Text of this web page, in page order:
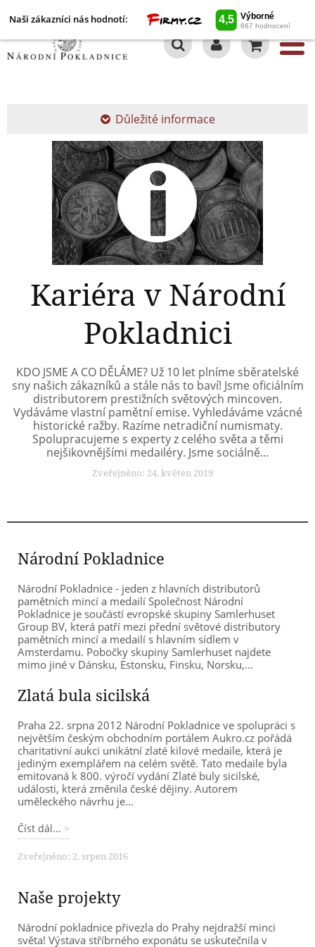
Naši zákazníci nás hodnotí:
Důležité informace
Kariéra v Národní
Pokladnici
KDO JSME A CO DĚLÁME? Už 10 let plníme sběratelské
sny našich zákazníků a stále nás to baví! Jsme oficiálním
distributorem prestižních světových mincoven.
Vydáváme vlastní pamětní emise. Vyhledáváme vzácné
historické ražby. Razíme netradiční numismaty.
Spolupracujeme s experty z celého světa a těmi
nejšikovnějšími medailéry. Jsme sociálně...
Zveřejněno: 24. květen 2019
Národní Pokladnice
Národní Pokladnice - jeden z hlavních distributorů
pamětních mincí a medailí Společnost Národní
Pokladnice je součástí evropské skupiny Samlerhuset
Group BV, která patří mezi přední světové distributory
pamětních mincí a medailí s hlavním sídlem v
Amsterdamu. Pobočky skupiny Samlerhuset najdete
mimo jiné v Dánsku, Estonsku, Finsku, Norsku,...
Zlatá bula sicilská
Praha 22. srpna 2012 Národní Pokladnice ve spolupráci s
největším českým obchodním portálem Aukro.cz pořádá
charitativní aukci unikátní zlaté kilové medaile, která je
jediným exemplářem na celém světě. Tato medaile byla
emitovaná k 800. výročí vydání Zlaté buly sicilské,
události, která změnila české dějiny. Autorem
uměleckého návrhu je...
Číst dál...
Zveřejněno: 2. srpen 2016
Naše projekty
Národní pokladnice přivezla do Prahy nejdražší minci
světa! Výstava stříbrného exponátu se uskutečnila v